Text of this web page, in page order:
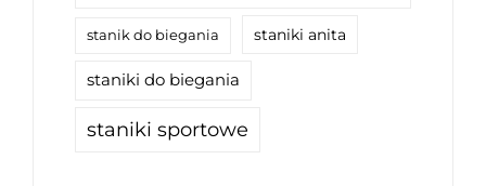
stanik do biegania staniki anita
staniki do biegania
staniki sportowe